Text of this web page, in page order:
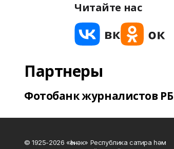
Читайте нас
Партнеры
Фотобанк журналистов РБ
© 1925-2026 «Һәнәк» Республика сатира һәм